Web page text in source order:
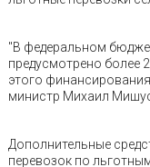
"В федеральном
предусмотрено более
этого
министр Михаил
Дополнительные
перевозок по